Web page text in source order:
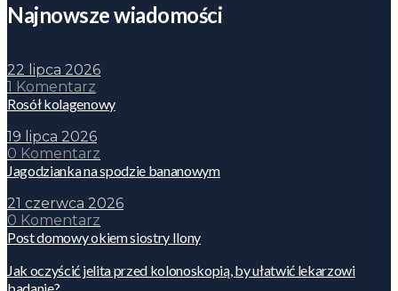
Najnowsze wiadomości
22 lipca 2026
1 Komentarz
Rosół kolagenowy
19 lipca 2026
0 Komentarz
Jagodzianka na spodzie bananowym
21 czerwca 2026
0 Komentarz
Post domowy okiem siostry Ilony
Jak oczyścić jelita przed kolonoskopią, by ułatwić lekarzowi
badanie?